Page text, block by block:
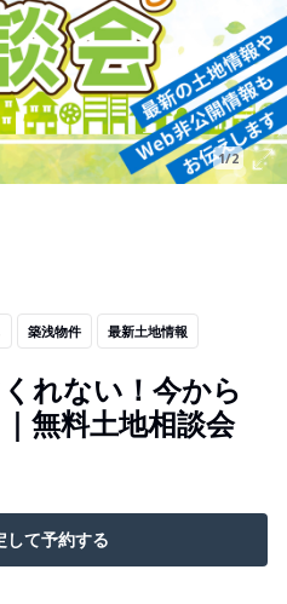
1/2
築浅物件 最新土地情報
れない！今から
無料土地相談会
して予約する